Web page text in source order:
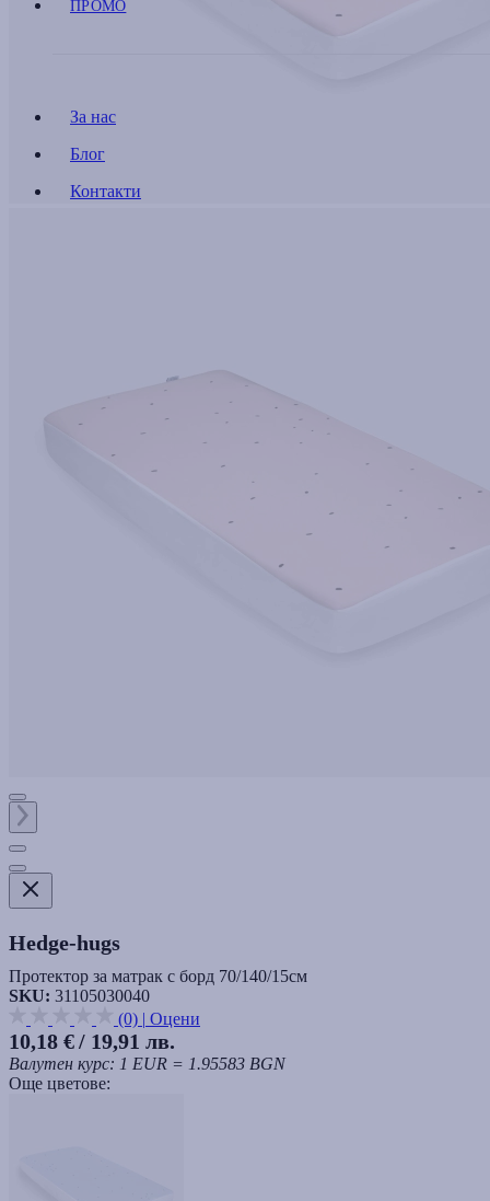
ПРОМО
За нас
Блог
Контакти
Hedge-hugs
Протектор за матрак с борд 70/140/15см
SKU: 31105030040
(0) | Оцени
10,18 €/ 19,91 лв.
Валутен курс: 1 EUR = 1.95583 BGN
Още цветове: